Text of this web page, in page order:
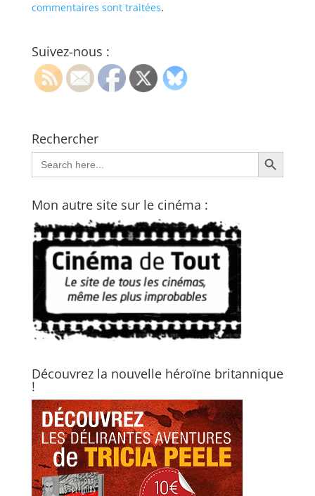
commentaires sont traitées.
Suivez-nous :
Rechercher
Search
for:
Search Button
Mon autre site sur le cinéma :
Découvrez la nouvelle héroïne britannique
!